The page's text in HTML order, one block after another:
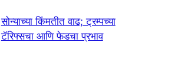
सोन्याच्या किंमतीत वाढ; ट्रम्पच्या
टॅरिफ्सचा आणि फेडचा प्रभाव